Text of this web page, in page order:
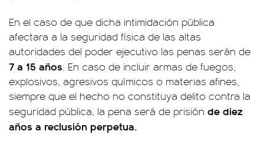
En el caso de que dicha intimidación pública
afectara a la seguridad física de las altas
autoridades del poder ejecutivo las penas serán de
7 a 15 años. En caso de incluir armas de fuegos,
explosivos, agresivos químicos o materias afines,
siempre que el hecho no constituya delito contra la
seguridad pública, la pena será de prisión de diez
años a reclusión perpetua.